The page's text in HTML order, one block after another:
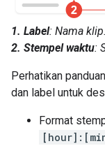
1. Label: Nama klip.
2. Stempel waktu:
Perhatikan
dan label untuk
Format